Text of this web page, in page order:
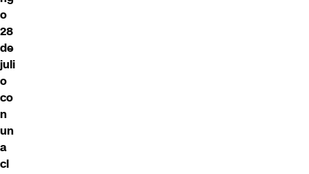
o
28
de
juli
o
co
n
un
a
cl